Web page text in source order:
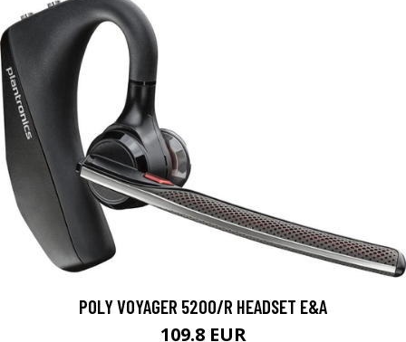
POLY VOYAGER 5200/R HEADSET E&A
109.8 EUR